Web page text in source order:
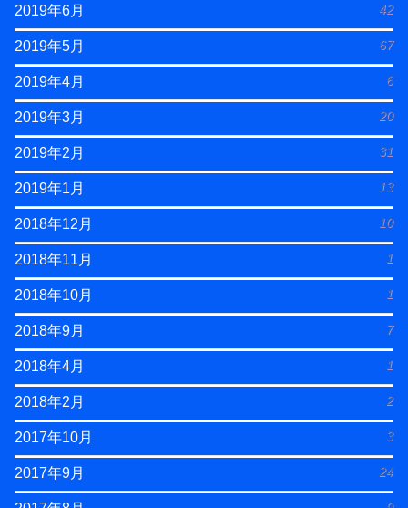
2019年6月 42
2019年5月 67
2019年4月 6
2019年3月 20
2019年2月 31
2019年1月 13
2018年12月 10
2018年11月 1
2018年10月 1
2018年9月 7
2018年4月 1
2018年2月 2
2017年10月 3
2017年9月 24